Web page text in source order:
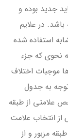
جدید بوده و
در علایم
استفاده شده
نحوی که جزء
موجبات اختلاف
به جدول
علامتی از طبقه
انتخاب علامت
مزبور و از